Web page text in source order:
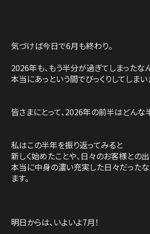
気づけば今日で6月も終わり。
2026年も、もう半分が過ぎてしまったな
本当にあっという間でびっくりしてしまい
皆さまにとって、2026年の前半はどんな
私はこの半年を振り返ってみると
新しく始めたことや、日々のお客様との
本当に中身の濃い充実した日々だった
ます。
明日からは、いよいよ7月！